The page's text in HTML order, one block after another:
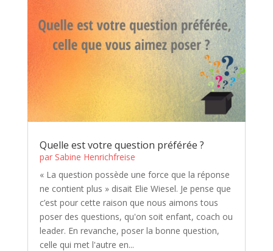
Quelle est votre question préférée ?
par Sabine Henrichfreise
« La question possède une force que la réponse
ne contient plus » disait Elie Wiesel. Je pense que
c’est pour cette raison que nous aimons tous
poser des questions, qu'on soit enfant, coach ou
leader. En revanche, poser la bonne question,
celle qui met l'autre en...